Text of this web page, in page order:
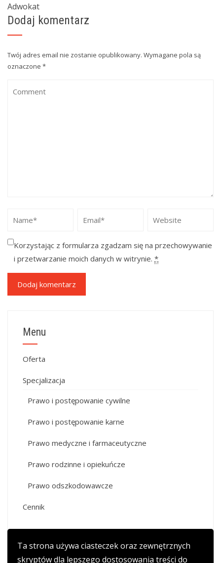
Ta strona używa ciasteczek oraz zewnętrznych
skryptów dla lepszego dostosowania treści do
Adwokat
Dodaj komentarz
Twój adres email nie zostanie opublikowany. Wymagane pola są
oznaczone *
Korzystając z formularza zgadzam się na przechowywanie
i przetwarzanie moich danych w witrynie. *
Menu
Oferta
Specjalizacja
Prawo i postępowanie cywilne
Prawo i postępowanie karne
Prawo medyczne i farmaceutyczne
Prawo rodzinne i opiekuńcze
Prawo odszkodowawcze
Cennik